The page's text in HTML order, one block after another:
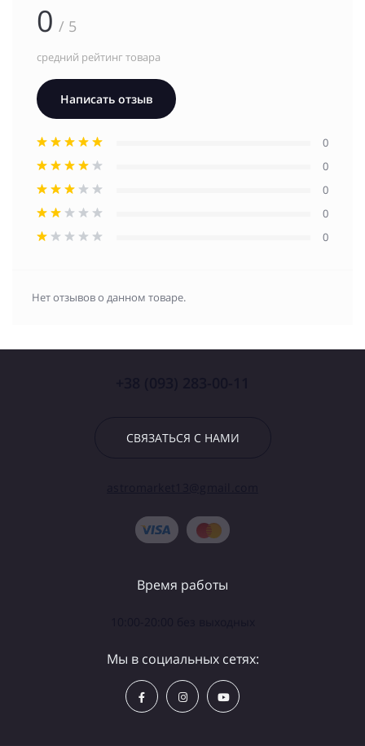
0 / 5
средний рейтинг товара
Написать отзыв
0
0
0
0
0
Нет отзывов о данном товаре.
СВЯЗАТЬСЯ С НАМИ
Время работы
Мы в социальных сетях: